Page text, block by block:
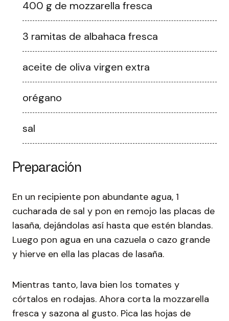
400 g de mozzarella fresca
3 ramitas de albahaca fresca
aceite de oliva virgen extra
orégano
sal
Preparación
En un recipiente pon abundante agua, 1
cucharada de sal y pon en remojo las placas de
lasaña, dejándolas así hasta que estén blandas.
Luego pon agua en una cazuela o cazo grande
y hierve en ella las placas de lasaña.
Mientras tanto, lava bien los tomates y
córtalos en rodajas. Ahora corta la mozzarella
fresca y sazona al gusto. Pica las hojas de